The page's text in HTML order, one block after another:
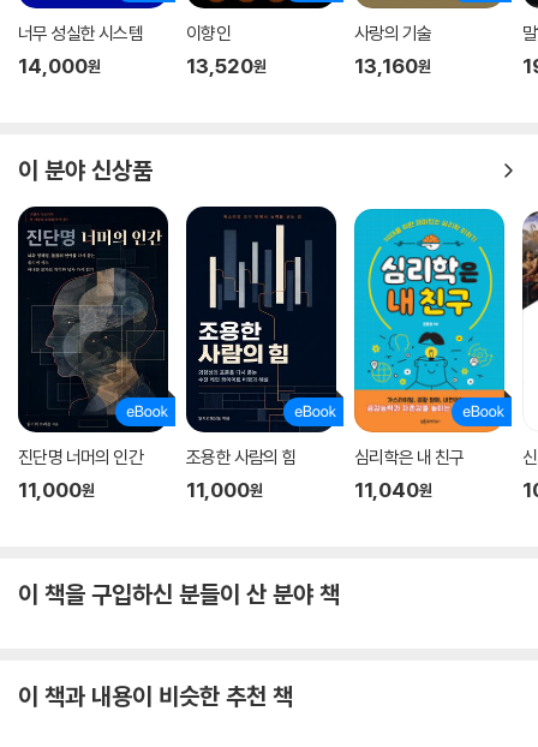
너무 성실한 시스템
14,000원
이향인
13,520원
사랑의 기술
13,160원
이 분야 신상품
진단명 너머의 인간
11,000원
조용한 사람의 힘
11,000원
심리학은 내 친구
11,040원
이 책을 구입하신 분들이 산 분야 책
이 책과 내용이 비슷한 추천 책